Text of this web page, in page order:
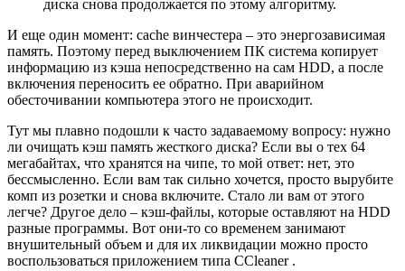
диска снова продолжается по этому алгоритму.
И еще один момент: cache винчестера – это энергозависимая
память. Поэтому перед выключением ПК система копирует
информацию из кэша непосредственно на сам HDD, а после
включения переносить ее обратно. При аварийном
обесточивании компьютера этого не происходит.
Тут мы плавно подошли к часто задаваемому вопросу: нужно
ли очищать кэш память жесткого диска? Если вы о тех 64
мегабайтах, что хранятся на чипе, то мой ответ: нет, это
бессмысленно. Если вам так сильно хочется, просто вырубите
комп из розетки и снова включите. Стало ли вам от этого
легче? Другое дело – кэш-файлы, которые оставляют на HDD
разные программы. Вот они-то со временем занимают
внушительный объем и для их ликвидации можно просто
воспользоваться приложением типа CCleaner .